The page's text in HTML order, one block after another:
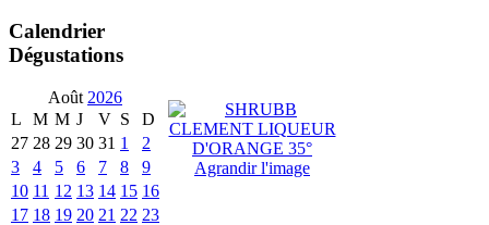
Calendrier
Dégustations
Août 2026
L
M M J V S
D
27 28 29 30 31 1
2
3
4 5 6 7 8
9
10 11 12 13 14 15 16
17 18 19 20 21 22 23
Agrandir l'image